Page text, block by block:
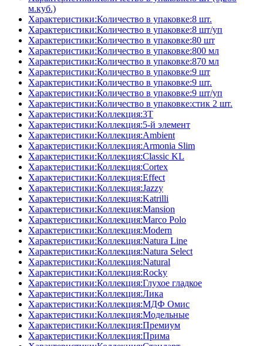
м.куб.)
Характеристики:Количество в упаковке:8 шт.
Характеристики:Количество в упаковке:8 шт/уп
Характеристики:Количество в упаковке:80 шт
Характеристики:Количество в упаковке:800 мл
Характеристики:Количество в упаковке:870 мл
Характеристики:Количество в упаковке:9 шт
Характеристики:Количество в упаковке:9 шт.
Характеристики:Количество в упаковке:9 шт/уп
Характеристики:Количество в упаковке:стик 2 шт.
Характеристики:Коллекция:3T
Характеристики:Коллекция:5-й элемент
Характеристики:Коллекция:Ambient
Характеристики:Коллекция:Armonia Slim
Характеристики:Коллекция:Classic KL
Характеристики:Коллекция:Cortex
Характеристики:Коллекция:Effect
Характеристики:Коллекция:Jazzy
Характеристики:Коллекция:Katrilli
Характеристики:Коллекция:Mansion
Характеристики:Коллекция:Marco Polo
Характеристики:Коллекция:Modern
Характеристики:Коллекция:Natura Line
Характеристики:Коллекция:Natura Select
Характеристики:Коллекция:Natural
Характеристики:Коллекция:Rocky
Характеристики:Коллекция:Глухое гладкое
Характеристики:Коллекция:Лика
Характеристики:Коллекция:МДФ Омис
Характеристики:Коллекция:Модельные
Характеристики:Коллекция:Премиум
Характеристики:Коллекция:Прима